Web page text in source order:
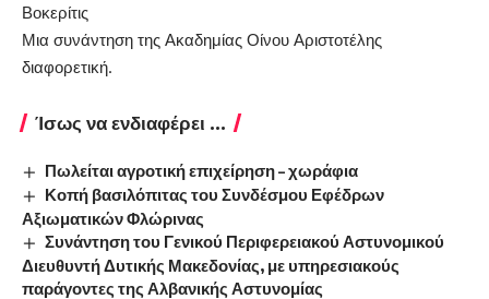
Βοκερίτις
Μια συνάντηση της Ακαδημίας Οίνου Αριστοτέλης
διαφορετική.
Ίσως να ενδιαφέρει ...
Πωλείται αγροτική επιχείρηση – χωράφια
Κοπή βασιλόπιτας του Συνδέσμου Εφέδρων
Αξιωματικών Φλώρινας
Συνάντηση του Γενικού Περιφερειακού Αστυνομικού
Διευθυντή Δυτικής Μακεδονίας, με υπηρεσιακούς
παράγοντες της Αλβανικής Αστυνομίας